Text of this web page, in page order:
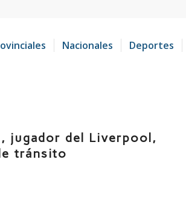
Nacionales Deportes
jugador del Liverpool,
tránsito